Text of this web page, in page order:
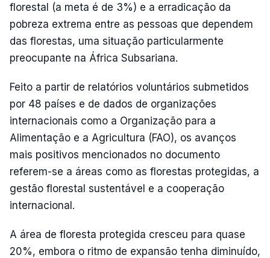
florestal (a meta é de 3%) e a erradicação da
pobreza extrema entre as pessoas que dependem
das florestas, uma situação particularmente
preocupante na África Subsariana.
Feito a partir de relatórios voluntários submetidos
por 48 países e de dados de organizações
internacionais como a Organização para a
Alimentação e a Agricultura (FAO), os avanços
mais positivos mencionados no documento
referem-se a áreas como as florestas protegidas, a
gestão florestal sustentável e a cooperação
internacional.
A área de floresta protegida cresceu para quase
20%, embora o ritmo de expansão tenha diminuído,